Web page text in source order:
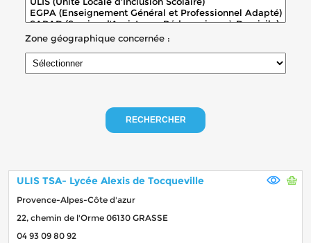
Zone géographique concernée :
RECHERCHER
ULIS TSA- Lycée Alexis de Tocqueville
Provence-Alpes-Côte d'azur
22, chemin de l'Orme 06130 GRASSE
04 93 09 80 92